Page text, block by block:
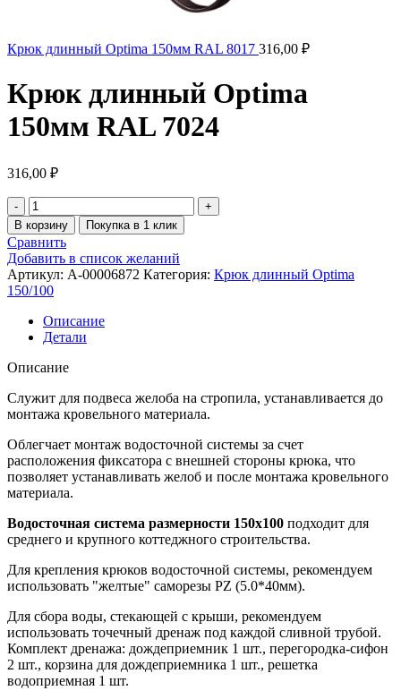
Крюк длинный Optima 150мм RAL 8017 316,00 ₽
Крюк длинный Optima
150мм RAL 7024
316,00 ₽
В корзину Покупка в 1 клик
Сравнить
Добавить в список желаний
Артикул: A-00006872 Категория: Крюк длинный Optima
150/100
Описание
Детали
Описание
Служит для подвеса желоба на стропила, устанавливается до
монтажа кровельного материала.
Облегчает монтаж водосточной системы за счет
расположения фиксатора с внешней стороны крюка, что
позволяет устанавливать желоб и после монтажа кровельного
материала.
Водосточная система размерности 150х100 подходит для
среднего и крупного коттеджного строительства.
Для крепления крюков водосточной системы, рекомендуем
использовать "желтые" саморезы PZ (5.0*40мм).
Для сбора воды, стекающей с крыши, рекомендуем
использовать точечный дренаж под каждой сливной трубой.
Комплект дренажа: дождеприемник 1 шт., перегородка-сифон
2 шт., корзина для дождеприемника 1 шт., решетка
водоприемная 1 шт.